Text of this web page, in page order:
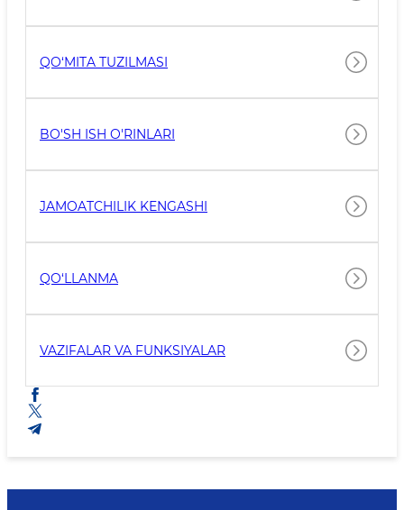
QO‘MITA TUZILMASI
BO'SH ISH O'RINLARI
JAMOATCHILIK KENGASHI
QO‘LLANMA
VAZIFALAR VA FUNKSIYALAR